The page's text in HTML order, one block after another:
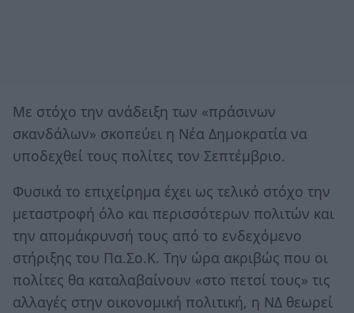
Με στόχο την ανάδειξη των «πράσινων
σκανδάλων» σκοπεύει η Νέα Δημοκρατία να
υποδεχθεί τους πολίτες τον Σεπτέμβριο.
Φυσικά το επιχείρημα έχει ως τελικό στόχο την
μεταστροφή όλο και περισσότερων πολιτών και
την απομάκρυνσή τους από το ενδεχόμενο
στήριξης του Πα.Σο.Κ. Την ώρα ακριβώς που οι
πολίτες θα καταλαβαίνουν «στο πετσί τους» τις
αλλαγές στην οικονομική πολιτική, η ΝΔ θεωρεί